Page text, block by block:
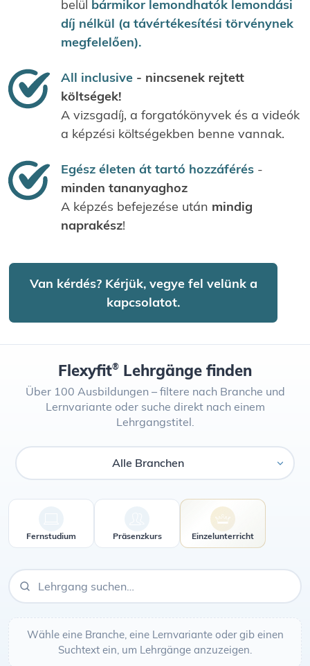
belül bármikor lemondhatók lemondási
díj nélkül (a távértékesítési törvénynek
megfelelően).
All inclusive - nincsenek rejtett
költségek!
A vizsgadíj, a forgatókönyvek és a videók
a képzési költségekben benne vannak.
Egész életen át tartó hozzáférés -
minden tananyaghoz
A képzés befejezése után mindig
naprakész!
Van kérdés? Kérjük, vegye fel velünk a
kapcsolatot.
Flexyfit® Lehrgänge finden
Über 100 Ausbildungen – filtere nach Branche und
Lernvariante oder suche direkt nach einem
Lehrgangstitel.
Branche
Fernstudium Präsenzkurs Einzelunterricht
Wähle eine Branche, eine Lernvariante oder gib einen
Suchtext ein, um Lehrgänge anzuzeigen.